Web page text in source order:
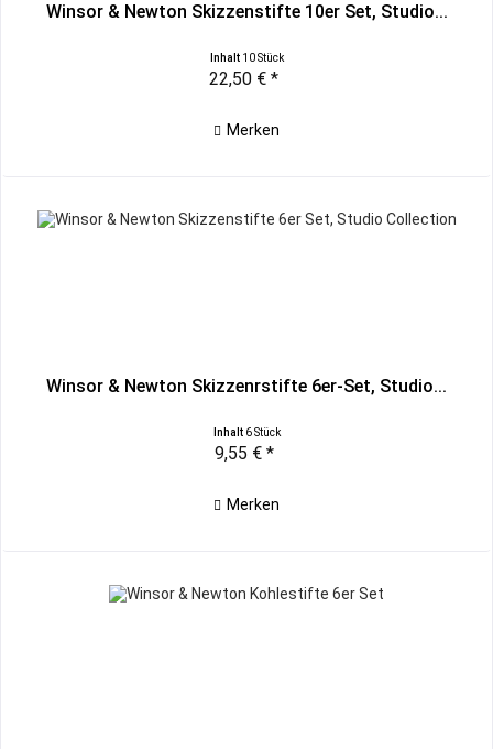
Winsor & Newton Skizzenstifte 10er Set, Studio...
Inhalt 10 Stück
22,50 € *
Merken
Winsor & Newton Skizzenrstifte 6er-Set, Studio...
Inhalt 6 Stück
9,55 € *
Merken